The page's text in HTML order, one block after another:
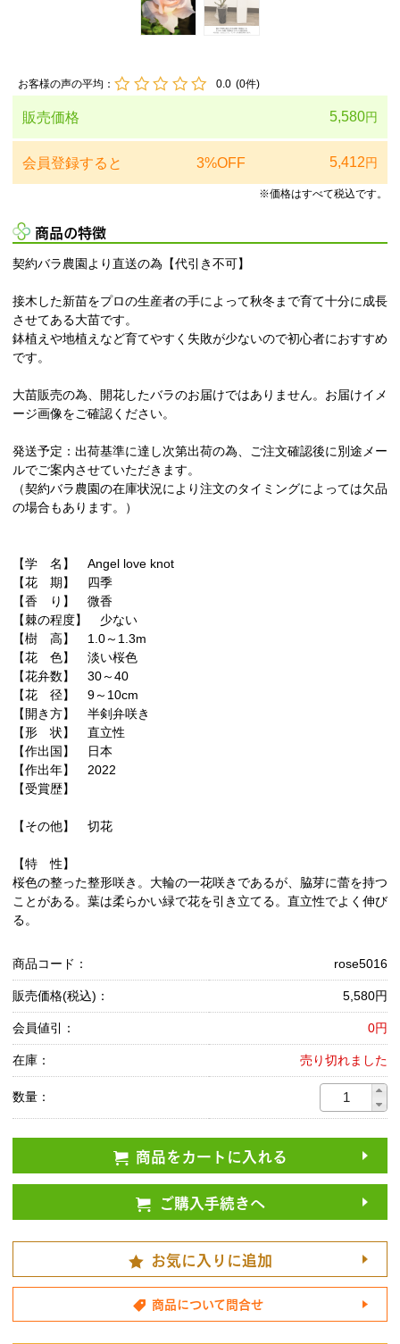
お客様の声の平均： 0.0 (0件)
販売価格 5,580円
会員登録すると 3%OFF 5,412 円
※価格はすべて税込です。
商品の特徴
契約バラ農園より直送の為【代引き不可】
接木した新苗をプロの生産者の手によって秋冬まで育て十分に成長
させてある大苗です。
鉢植えや地植えなど育てやすく失敗が少ないので初心者におすすめ
です。
大苗販売の為、開花したバラのお届けではありません。お届けイメ
ージ画像をご確認ください。
発送予定：出荷基準に達し次第出荷の為、ご注文確認後に別途メー
ルでご案内させていただきます。
（契約バラ農園の在庫状況により注文のタイミングによっては欠品
の場合もあります。）
【学 名】 Angel love knot
【花 期】 四季
【香 り】 微香
【棘の程度】 少ない
【樹 高】 1.0～1.3m
【花 色】 淡い桜色
【花弁数】 30～40
【花 径】 9～10cm
【開き方】 半剣弁咲き
【形 状】 直立性
【作出国】 日本
【作出年】 2022
【受賞歴】
【その他】 切花
【特 性】
桜色の整った整形咲き。大輪の一花咲きであるが、脇芽に蕾を持つ
ことがある。葉は柔らかい緑で花を引き立てる。直立性でよく伸び
る。
商品コード： rose5016
販売価格(税込)： 5,580円
会員値引： 0円
在庫： 売り切れました
数量：
商品をカートに入れる
ご購入手続きへ
お気に入りに追加
商品について問合せ